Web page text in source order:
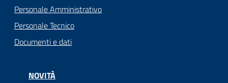
Personale Amministrativo
Personale Tecnico
Documenti e dati
NOVITÀ